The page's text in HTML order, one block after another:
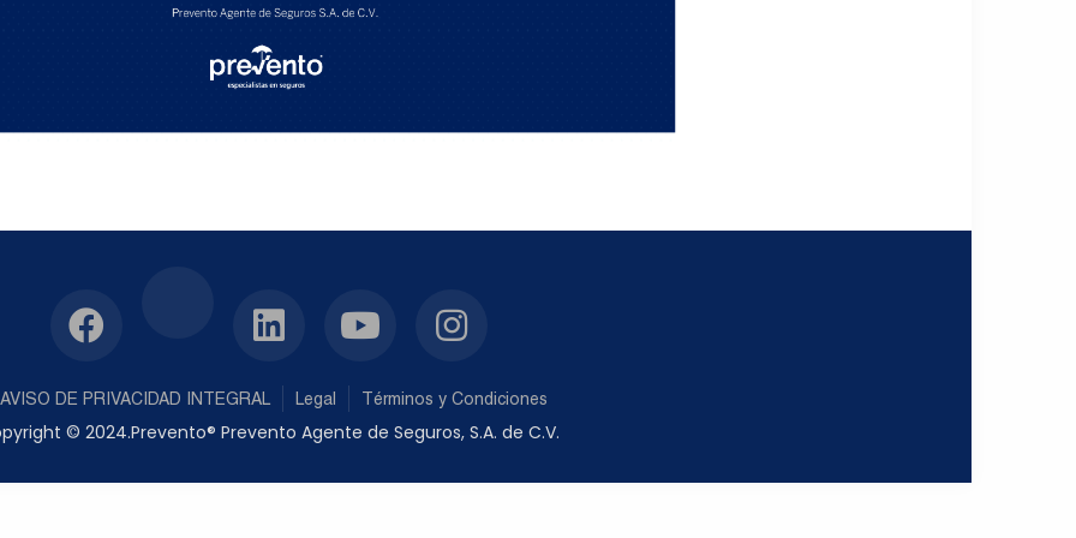
AVISO DE PRIVACIDAD INTEGRAL Legal Términos y Condiciones
© 2024.Prevento® Prevento Agente de Seguros, S.A. de C.V.